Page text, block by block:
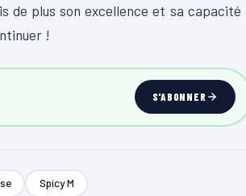
de plus son excellence et sa capacité
!
S'ABONNER
Spicy M